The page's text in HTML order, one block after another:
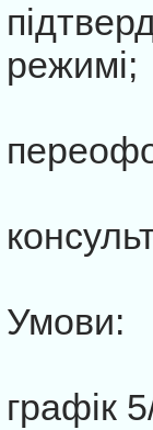
режимі;
Умови:
графік